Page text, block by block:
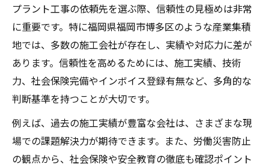
施工実績が語る福岡プラント工事の信頼性
現場経験豊富なプラント工事会社の見分け
方
過去案件から考えるプラント工事の安心感
福岡で施工会社を選ぶ時の重要ポイント
福岡プラント工事会社選びの比較基準
技術力と対応範囲で見る施工会社の選定
地域密着型プラント工事の特徴を解説
プラント工事の依頼先を選ぶ際、信頼性の見極めは非常
に重要です。特に福岡県福岡市博多区のような産業集積
地では、多数の施工会社が存在し、実績や対応力に差が
あります。信頼性を高めるためには、施工実績、技術
力、社会保険完備やインボイス登録有無など、多角的な
判断基準を持つことが大切です。
例えば、過去の施工実績が豊富な会社は、さまざまな現
場での課題解決力が期待できます。また、労働災害防止
の観点から、社会保険や安全教育の徹底も確認ポイント